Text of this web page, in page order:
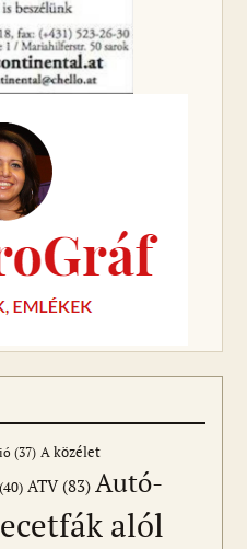
(37) A közélet
(40) ATV(83) Autó-
alól